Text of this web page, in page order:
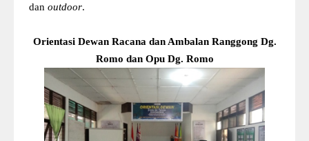
dan outdoor.
Orientasi Dewan Racana dan Ambalan Ranggong Dg.
Romo dan Opu Dg. Romo